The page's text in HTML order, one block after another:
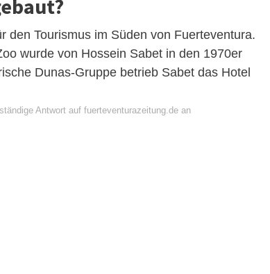
den Tourismus im Süden von Fuerteventura.
wurde von Hossein Sabet in den 1970er
Dunas-Gruppe betrieb Sabet das Hotel
Antwort auf fuerteventurazeitung.de an